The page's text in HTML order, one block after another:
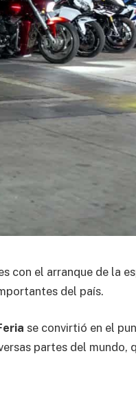
con el arranque de la
del país.
se convirtió en el
partes del mundo,